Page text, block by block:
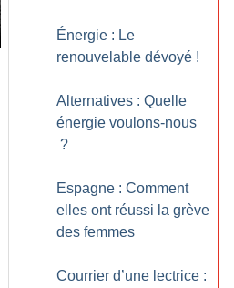
Énergie : Le
renouvelable dévoyé !
Alternatives : Quelle
énergie voulons-nous
?
Espagne : Comment
elles ont réussi la grève
des femmes
Courrier d’une lectrice :